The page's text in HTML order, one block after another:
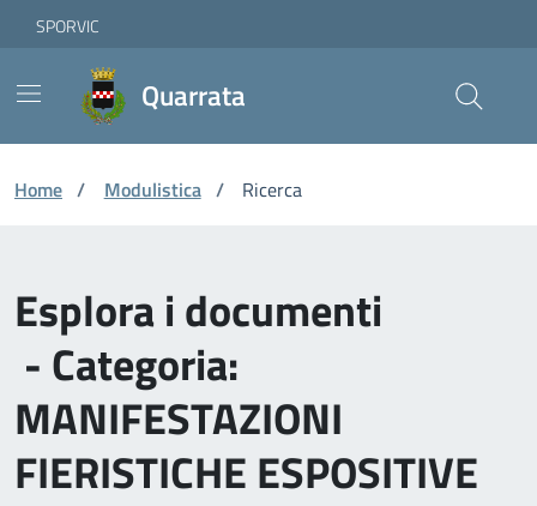
Skip to Main Content
Vai ai contenuti
Vai al footer
SPORVIC
Quarrata
Home / Modulistica / Ricerca
Esplora i documenti
- Categoria:
MANIFESTAZIONI
FIERISTICHE ESPOSITIVE